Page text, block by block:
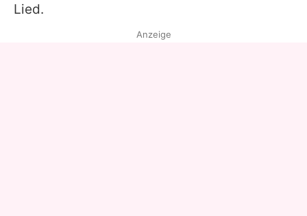
Lied.
Anzeige